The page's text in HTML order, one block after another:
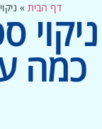
דף הבית»
ניקוי
כמה